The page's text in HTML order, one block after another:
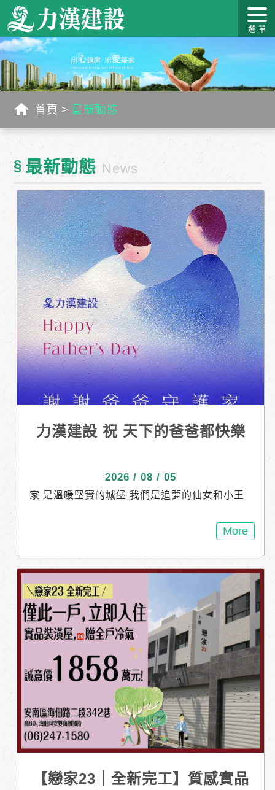
關於力
漢
最新消
息
作品介
紹
力漢學
堂
幸福工
藝
客戶服
首頁 最新動態
§ 最新動態 News
力漢建設 祝 天下的爸爸都快樂
2026 / 08 / 05
家 是溫暖堅實的城堡 我們是追夢的仙女和小王
夢想 謝謝爸爸 永遠愛您 力漢建設 祝 天下的爸
More
【戀家23｜全新完工】質感實品